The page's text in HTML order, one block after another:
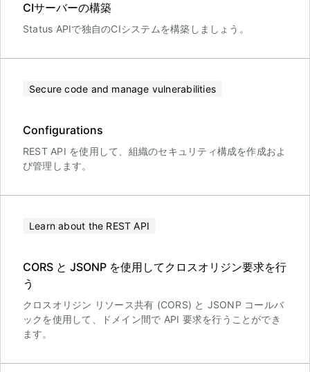
CIサーバーの構築
Status APIで独自のCIシステムを構築しましょう。
Secure code and manage vulnerabilities
Configurations
REST API を使用して、組織のセキュリティ構成を作成およ
び管理します。
Learn about the REST API
CORS と JSONP を使用してクロスオリジン要求を行
う
クロスオリジン リソース共有 (CORS) と JSONP コールバ
ックを使用して、ドメイン間で API 要求を行うことができ
ます。